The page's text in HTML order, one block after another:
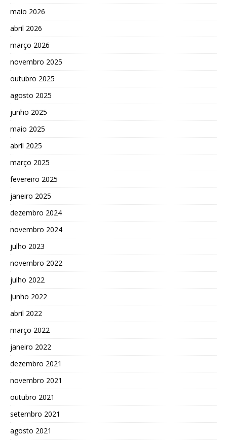
maio 2026
abril 2026
março 2026
novembro 2025
outubro 2025
agosto 2025
junho 2025
maio 2025
abril 2025
março 2025
fevereiro 2025
janeiro 2025
dezembro 2024
novembro 2024
julho 2023
novembro 2022
julho 2022
junho 2022
abril 2022
março 2022
janeiro 2022
dezembro 2021
novembro 2021
outubro 2021
setembro 2021
agosto 2021